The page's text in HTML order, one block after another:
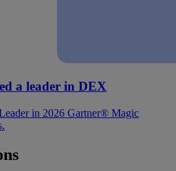
a leader in DEX
in 2026 Gartner® Magic